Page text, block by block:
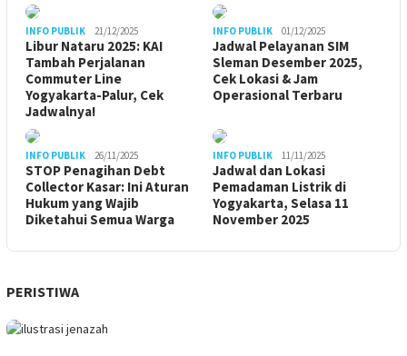
INFO PUBLIK 21/12/2025
Libur Nataru 2025: KAI
Tambah Perjalanan
Commuter Line
Yogyakarta-Palur, Cek
Jadwalnya!
INFO PUBLIK 01/12/2025
Jadwal Pelayanan SIM
Sleman Desember 2025,
Cek Lokasi & Jam
Operasional Terbaru
INFO PUBLIK 26/11/2025
STOP Penagihan Debt
Collector Kasar: Ini Aturan
Hukum yang Wajib
Diketahui Semua Warga
INFO PUBLIK 11/11/2025
Jadwal dan Lokasi
Pemadaman Listrik di
Yogyakarta, Selasa 11
November 2025
PERISTIWA